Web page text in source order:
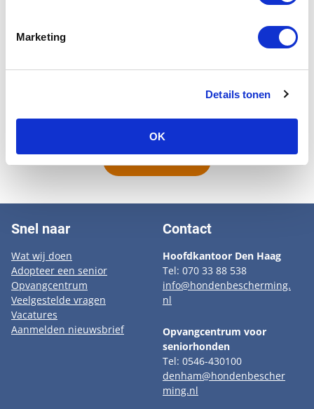
Marketing
Details tonen
OK
Geplaatst.
naar het seniorenhuis kon. Het is een makkelijk
Snel naar
Wat wij doen
Adopteer een senior
Opvangcentrum
Veelgestelde vragen
Vacatures
Aanmelden nieuwsbrief
Contact
Hoofdkantoor Den Haag
Tel: 070 33 88 538
info@hondenbescherming.
nl
Opvangcentrum voor
seniorhonden
Tel: 0546-430100
denham@hondenbescher
ming.nl